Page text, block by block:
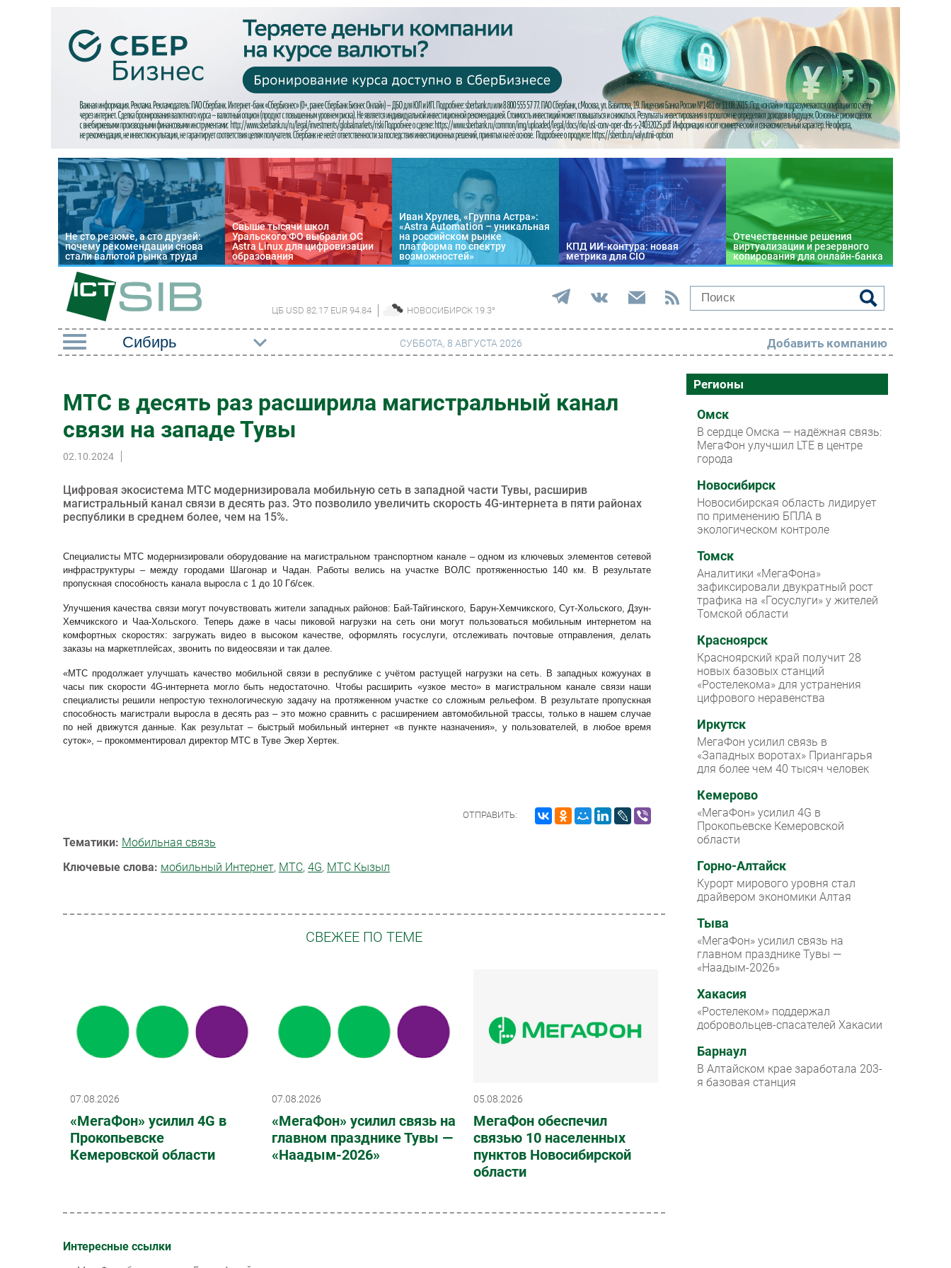
Не сто резюме, а сто друзей:
почему рекомендации снова
стали валютой рынка труда
Свыше тысячи школ
Уральского ФО выбрали ОС
Astra Linux для цифровизации
образования
Иван Хрулев, «Группа Астра»:
«Astra Automation – уникальная
на российском рынке
платформа по спектру
возможностей»
КПД ИИ-контура: новая
метрика для CIO
Отечественные решения
виртуализации и резервного
копирования для онлайн-банка
ЦБ USD 82.17 EUR 94.84 НОВОСИБИРСК 19.3°
Импорто­замещение
Автоматизация
Промышленности
Мобильная связь
Фиксированная связь
Рынок ПК
Маркетинг
Торговые сети
ПО
Outsourcing
Регулирование
Финансы
Инновации
CIO/Управление ИТ
Здоровье
РАЗДЕЛЫ
Новости
Аналитика
Интервью
Мероприятия
Проекты
IT класс
Тестовый стенд
Каталог компаний
СУББОТА, 8 АВГУСТА 2026 Добавить компанию
МТС в десять раз расширила магистральный канал
связи на западе Тувы
02.10.2024
Цифровая экосистема МТС модернизировала мобильную сеть в западной части Тувы, расширив
магистральный канал связи в десять раз. Это позволило увеличить скорость 4G-интернета в пяти районах
республики в среднем более, чем на 15%.
Специалисты МТС модернизировали оборудование на магистральном транспортном канале – одном из ключевых элементов сетевой
инфраструктуры – между городами Шагонар и Чадан. Работы велись на участке ВОЛС протяженностью 140 км. В результате
пропускная способность канала выросла с 1 до 10 Гб/сек.
Улучшения качества связи могут почувствовать жители западных районов: Бай-Тайгинского, Барун-Хемчикского, Сут-Хольского, Дзун-
Хемчикского и Чаа-Хольского. Теперь даже в часы пиковой нагрузки на сеть они могут пользоваться мобильным интернетом на
комфортных скоростях: загружать видео в высоком качестве, оформлять госуслуги, отслеживать почтовые отправления, делать
заказы на маркетплейсах, звонить по видеосвязи и так далее.
«МТС продолжает улучшать качество мобильной связи в республике с учётом растущей нагрузки на сеть. В западных кожуунах в
часы пик скорости 4G-интернета могло быть недостаточно. Чтобы расширить «узкое место» в магистральном канале связи наши
специалисты решили непростую технологическую задачу на протяженном участке со сложным рельефом. В результате пропускная
способность магистрали выросла в десять раз – это можно сравнить с расширением автомобильной трассы, только в нашем случае
по ней движутся данные. Как результат – быстрый мобильный интернет «в пункте назначения», у пользователей, в любое время
суток», –прокомментировал директор МТС в Туве Экер Хертек.
ОТПРАВИТЬ:
Тематики: Мобильная связь
Ключевые слова: мобильный Интернет, МТС, 4G, МТС Кызыл
СВЕЖЕЕ ПО ТЕМЕ
07.08.2026
«МегаФон» усилил 4G в
Прокопьевске
Кемеровской области
07.08.2026
«МегаФон» усилил связь на
главном празднике Тувы —
«Наадым-2026»
05.08.2026
МегаФон обеспечил
связью 10 населенных
пунктов Новосибирской
области
Интересные ссылки
Регионы
Омск
В сердце Омска — надёжная связь:
МегаФон улучшил LTE в центре
города
Новосибирск
Новосибирская область лидирует
по применению БПЛА в
экологическом контроле
Томск
Аналитики «МегаФона»
зафиксировали двукратный рост
трафика на «Госуслуги» у жителей
Томской области
Красноярск
Красноярский край получит 28
новых базовых станций
«Ростелекома» для устранения
цифрового неравенства
Иркутск
МегаФон усилил связь в
«Западных воротах» Приангарья
для более чем 40 тысяч человек
Кемерово
«МегаФон» усилил 4G в
Прокопьевске Кемеровской
области
Горно-Алтайск
Курорт мирового уровня стал
драйвером экономики Алтая
Тыва
«МегаФон» усилил связь на
главном празднике Тувы —
«Наадым-2026»
Хакасия
«Ростелеком» поддержал
добровольцев-спасателей Хакасии
Барнаул
В Алтайском крае заработала 203-
я базовая станция